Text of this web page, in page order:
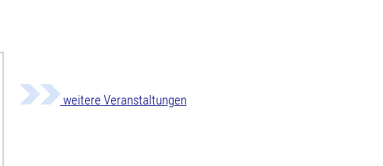
weitere Veranstaltungen